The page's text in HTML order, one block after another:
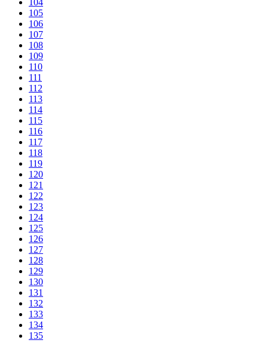
104
105
106
107
108
109
110
111
112
113
114
115
116
117
118
119
120
121
122
123
124
125
126
127
128
129
130
131
132
133
134
135